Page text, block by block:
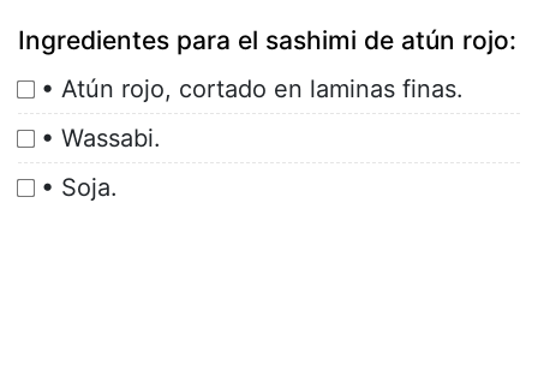
Ingredientes para el sashimi de atún rojo:
• Atún rojo, cortado en laminas finas.
• Wassabi.
• Soja.